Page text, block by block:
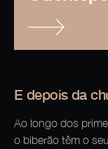
E depois da
Ao longo dos
o biberão têm o